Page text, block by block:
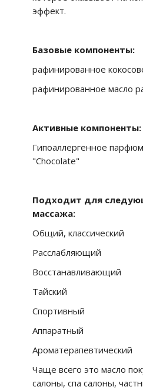
эффект.
Базовые компоненты:
рафинированное
рафинированное масло
Активные компоненты:
Гипоаллергенное
"Chocolate"
Подходит для
массажа:
Общий, классический
Расслабляющий
Восстанавливающий
Тайский
Спортивный
Аппаратный
Ароматерапевтический
Чаще всего это масло
салоны, спа салоны,